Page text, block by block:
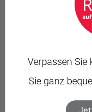
FAQ:
Wann beginnt die
Deutschland?
Sie ist heute meist
Verpassen Sie
Sie ganz